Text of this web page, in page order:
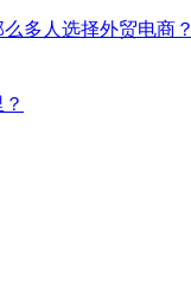
多人选择外贸电商？